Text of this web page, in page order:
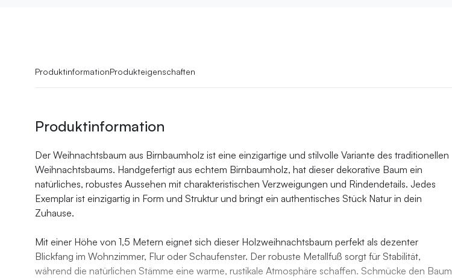
ProduktinformationProdukteigenschaften
Produktinformation
Der Weihnachtsbaum aus Birnbaumholz ist eine einzigartige und stilvolle Variante des traditionellen
Weihnachtsbaums. Handgefertigt aus echtem Birnbaumholz, hat dieser dekorative Baum ein
natürliches, robustes Aussehen mit charakteristischen Verzweigungen und Rindendetails. Jedes
Exemplar ist einzigartig in Form und Struktur und bringt ein authentisches Stück Natur in dein
Zuhause.
Mit einer Höhe von 1,5 Metern eignet sich dieser Holzweihnachtsbaum perfekt als dezenter
Blickfang im Wohnzimmer, Flur oder Schaufenster. Der robuste Metallfuß sorgt für Stabilität,
während die natürlichen Stämme eine warme, rustikale Atmosphäre schaffen. Schmücke den Baum